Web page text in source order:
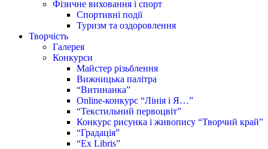
Фізичне виховання і спорт
Спортивні події
Туризм та оздоровлення
Творчість
Галерея
Конкурси
Майстер різьблення
Вижницька палітра
“Витинанка”
Online-конкурс “Лінія і Я…”
“Текстильний первоцвіт”
Конкурс рисунка і живопису “Творчий край”
“Градація”
“Ex Libris”